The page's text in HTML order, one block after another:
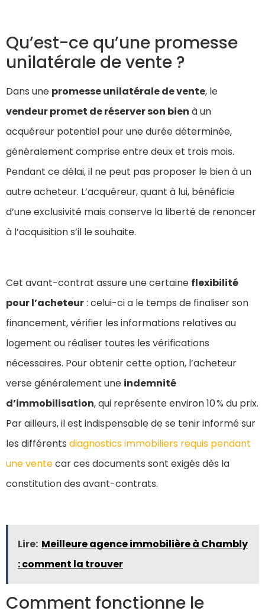
Qu’est-ce qu’une promesse
unilatérale de vente ?
Dans une promesse unilatérale de vente, le
vendeur promet de réserver son bien à un
acquéreur potentiel pour une durée déterminée,
généralement comprise entre deux et trois mois.
Pendant ce délai, il ne peut pas proposer le bien à un
autre acheteur. L’acquéreur, quant à lui, bénéficie
d’une exclusivité mais conserve la liberté de renoncer
à l’acquisition s’il le souhaite.
Cet avant-contrat assure une certaine flexibilité
pour l’acheteur: celui-ci a le temps de finaliser son
financement, vérifier les informations relatives au
logement ou réaliser toutes les vérifications
nécessaires. Pour obtenir cette option, l’acheteur
verse généralement une indemnité
d’immobilisation, qui représente environ 10 % du prix.
Par ailleurs, il est indispensable de se tenir informé sur
les différents diagnostics immobiliers requis pendant
une ventecar ces documents sont exigés dès la
constitution des avant-contrats.
Lire: Meilleure agence immobilière à Chambly
: comment la trouver
Comment fonctionne le